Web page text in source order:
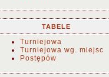
TABELE
Turniejowa
Turniejowa wg. miejsc
Postępów